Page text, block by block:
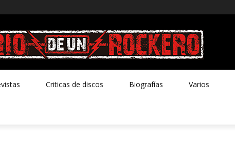
Criticas de discos Biografías Varios